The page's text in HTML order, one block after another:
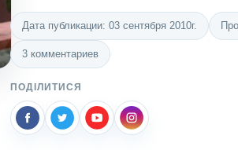
Дата публикации: 03 сентября 2010г.
3 комментариев
ПОДІЛИТИСЯ